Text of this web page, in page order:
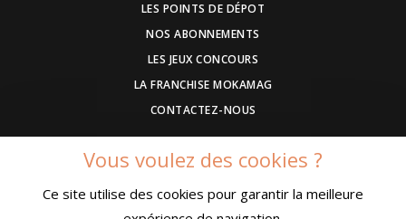
LES POINTS DE DÉPOT
NOS ABONNEMENTS
LES JEUX CONCOURS
LA FRANCHISE MOKAMAG
CONTACTEZ-NOUS
DEVENEZ ANNONCEUR
COMMUNIQUEZ UN EVENEMENT
Vous voulez des cookies ?
Ce site utilise des cookies pour garantir la meilleure